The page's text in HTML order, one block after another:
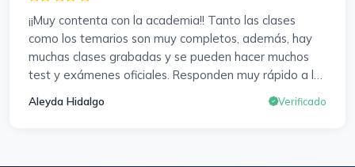
¡¡Muy contenta con la academia!! Tanto las clases
como los temarios son muy completos, además, hay
muchas clases grabadas y se pueden hacer muchos
test y exámenes oficiales. Responden muy rápido a los
correros y cada pocos días hay seminarios. Lo vuelvo a
decir, ¡¡Muy Contenta!!
Aleyda Hidalgo Verificado